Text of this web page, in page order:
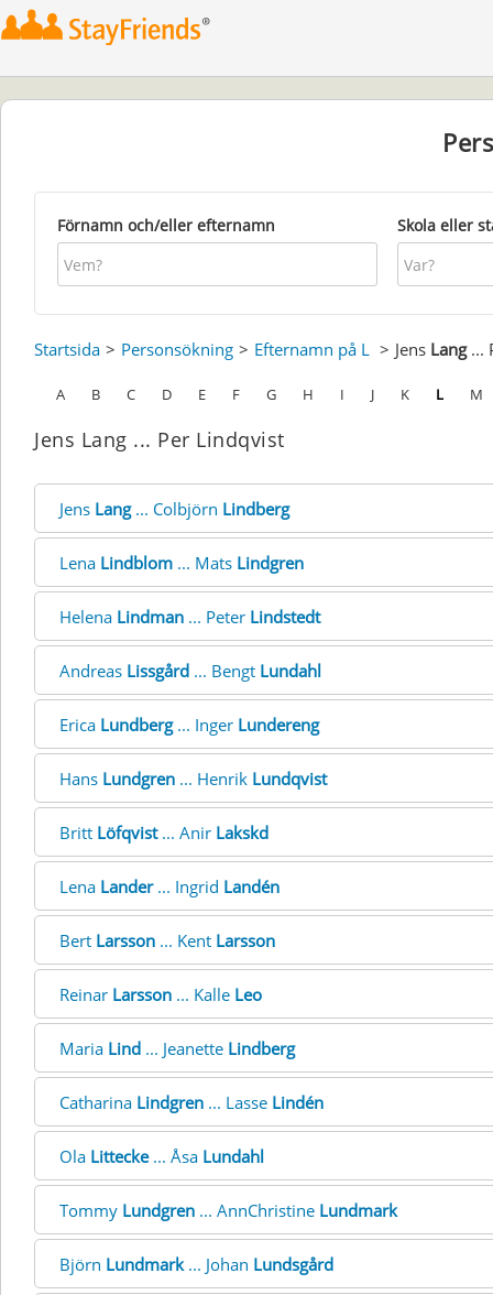
Förnamn och/eller efternamn Skola eller
Startsida Personsökning Efternamn på L Jens Lang...
A B C D E F G H I J K L M
Jens Lang ... Per Lindqvist
Jens Lang... Colbjörn Lindberg
Lena Lindblom ... Mats Lindgren
Helena Lindman ... Peter Lindstedt
Andreas Lissgård ... Bengt Lundahl
Erica Lundberg... Inger Lundereng
Hans Lundgren ... Henrik Lundqvist
Britt Löfqvist... Anir Lakskd
Lena Lander... Ingrid Landén
Bert Larsson ... Kent Larsson
Reinar Larsson ... Kalle Leo
Maria Lind ... Jeanette Lindberg
Catharina Lindgren ... Lasse Lindén
Ola Littecke... Åsa Lundahl
Tommy Lundgren ... AnnChristine Lundmark
Björn Lundmark... Johan Lundsgård